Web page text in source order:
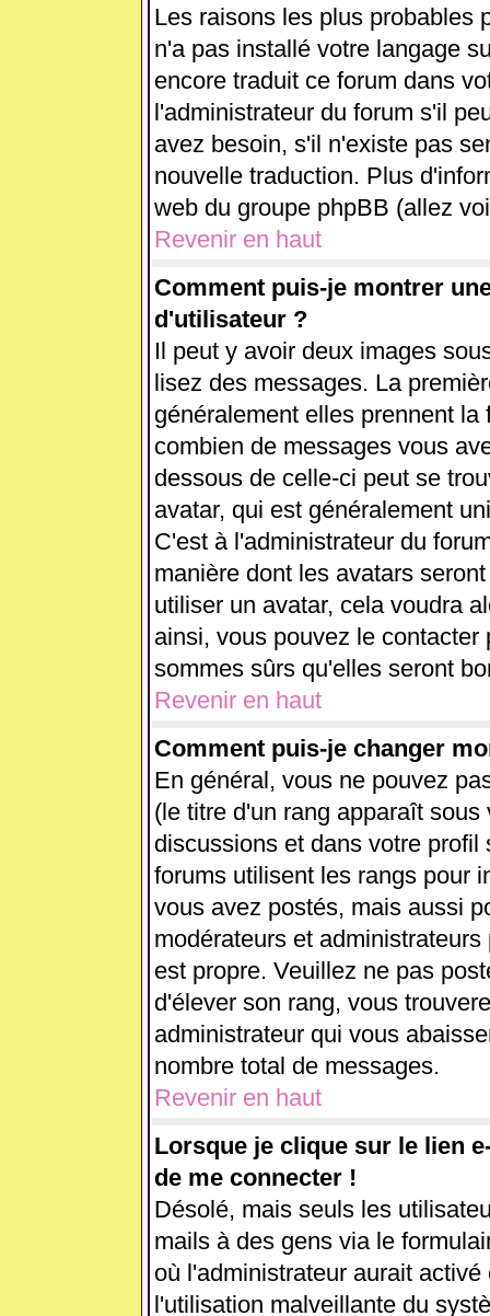
Les raisons les plus probables
n'a pas installé votre langage
encore traduit ce forum dans
l'administrateur du forum s'il
avez besoin, s'il n'existe pas
nouvelle traduction. Plus
web du groupe phpBB (allez
Revenir en haut
Comment puis-je montrer
d'utilisateur ?
Il peut y avoir deux images
lisez des messages. La
généralement elles prennent
combien de messages vous
dessous de celle-ci peut se
avatar, qui est généralement
C'est à l'administrateur du
manière dont les avatars
utiliser un avatar, cela voudra
ainsi, vous pouvez le
sommes sûrs qu'elles seront
Revenir en haut
Comment puis-je changer
En général, vous ne pouvez
(le titre d'un rang apparaît
discussions et dans votre
forums utilisent les rangs pour
vous avez postés, mais aussi
modérateurs et
est propre. Veuillez ne pas
d'élever son rang, vous
administrateur qui vous
nombre total de messages.
Revenir en haut
Lorsque je clique sur le lien
de me connecter !
Désolé, mais seuls les
mails à des gens via le
où l'administrateur aurait
l'utilisation malveillante du